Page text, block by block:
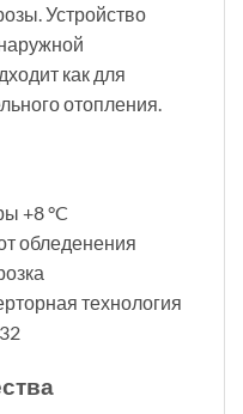
Устройство
как для
отопления.
+8 °C
обледенения
технология